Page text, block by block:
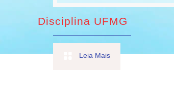
Disciplina UFMG
Leia Mais